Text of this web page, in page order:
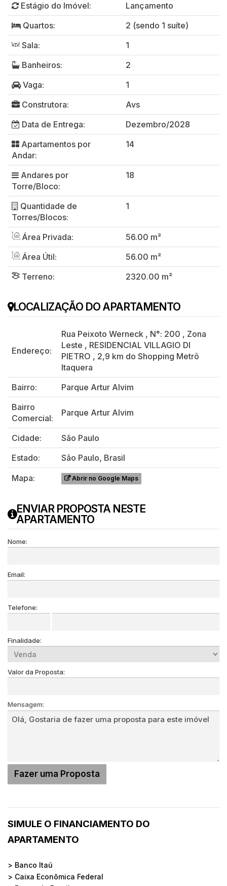
Estágio do Imóvel:
Lançamento
Quartos:
2 (sendo 1 suíte)
Sala:
1
Banheiros:
2
Vaga:
1
Construtora:
Avs
Data de Entrega:
Dezembro/2028
Apartamentos por
Andar:
14
Andares por
Torre/Bloco:
18
Quantidade de
Torres/Blocos:
1
Área Privada:
56.00 m²
Área Útil:
56.00 m²
Terreno:
2320.00 m²
LOCALIZAÇÃO DO APARTAMENTO
Endereço:
Rua Peixoto Werneck , N°: 200 , Zona
Leste , RESIDENCIAL VILLAGIO DI
PIETRO , 2,9 km do Shopping Metrô
Itaquera
Bairro:
Parque Artur Alvim
Bairro
Comercial:
Parque Artur Alvim
Cidade:
São Paulo
Estado:
São Paulo, Brasil
Mapa:
Abrir no Google Maps
ENVIAR PROPOSTA NESTE
APARTAMENTO
Nome:
Email:
Telefone:
Finalidade:
Valor da Proposta:
Mensagem:
SIMULE O FINANCIAMENTO DO
APARTAMENTO
> Banco Itaú
> Caixa Econômica Federal